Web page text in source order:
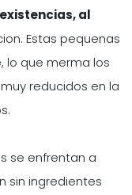
al
Estas pequenas
lo que merma los
reducidos en la
se enfrentan a
sin ingredientes